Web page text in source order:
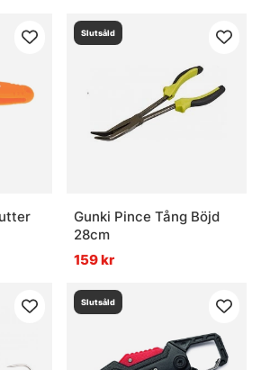
verktyg och tillbehör för
Slutsåld
Gunki Pince Tång Böjd
28cm
159 kr
Slutsåld